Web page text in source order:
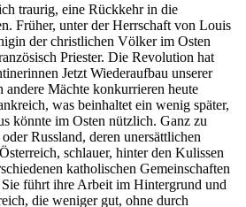
traurig, eine Rückkehr in die
Früher, unter der Herrschaft von Louis
der christlichen Völker im Osten
Priester. Die Revolution hat
Jetzt Wiederaufbau unserer
andere Mächte konkurrieren heute
was beinhaltet ein wenig später,
könnte im Osten nützlich. Ganz zu
Russland, deren unersättlichen
schlauer, hinter den Kulissen
katholischen Gemeinschaften
Sie führt ihre Arbeit im Hintergrund und
die weniger gut, ohne durch